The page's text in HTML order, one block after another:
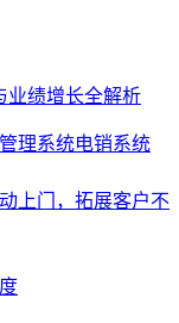
业绩增长全解析
理系统电销系统
上门，拓展客户不